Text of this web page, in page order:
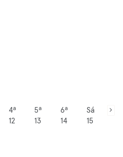
4ª
12
5ª
13
6ª
14
Sá
15